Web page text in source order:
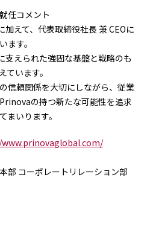
業部
ー
ョップ
任コメント
えて、代表取締役社長 兼 CEOに
ます。
えられた強固な基盤と戦略のも
ています。
信頼関係を大切にしながら、従業
の持つ新たな可能性を追求
まいります。
コーポレートリレーション部